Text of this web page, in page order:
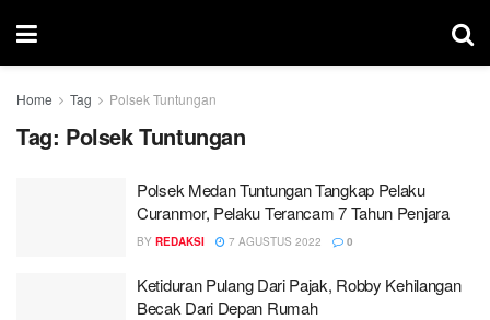
Home Tag Polsek Tuntungan
Tag: Polsek Tuntungan
Polsek Medan Tuntungan Tangkap Pelaku
Curanmor, Pelaku Terancam 7 Tahun Penjara
BY REDAKSI 7 AGUSTUS 2022 0
Ketiduran Pulang Dari Pajak, Robby Kehilangan
Becak Dari Depan Rumah